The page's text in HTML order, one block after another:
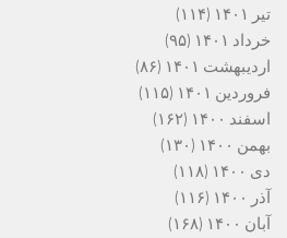
تیر ۱۴۰۱
(۱۱۴)
خرداد ۱۴۰۱
(۹۵)
اردیبهشت ۱۴۰۱
(۸۶)
فروردین ۱۴۰۱
(۱۱۵)
اسفند ۱۴۰۰
(۱۶۲)
بهمن ۱۴۰۰
(۱۳۰)
دی ۱۴۰۰
(۱۱۸)
آذر ۱۴۰۰
(۱۱۶)
آبان ۱۴۰۰
(۱۶۸)